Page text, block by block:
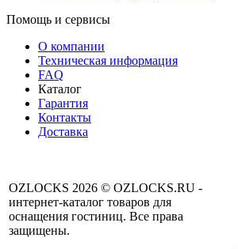
Помощь и сервисы
О компании
Техническая информация
FAQ
Каталог
Гарантия
Контакты
Доставка
OZLOCKS 2026 © OZLOCKS.RU -
интернет-каталог товаров для
оснащения гостиниц. Все права
защищены.